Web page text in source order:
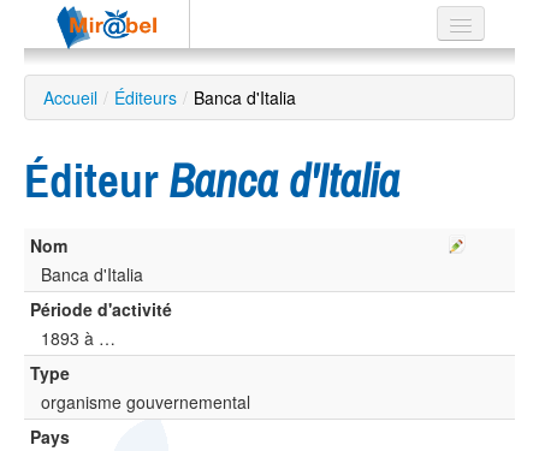
Le réseau
Soutien
Listes
Recherche
avancée
EN
ES
?
Accueil / Éditeurs / Banca d'Italia
Éditeur Banca d'Italia
Nom
Banca d'Italia
Période d'activité
1893 à …
Type
organisme gouvernemental
Pays